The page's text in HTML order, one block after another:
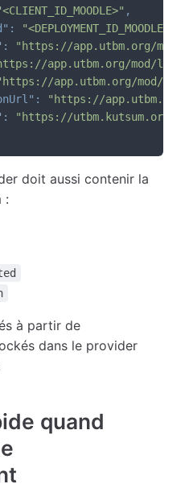
,
: "<DEPLOYMENT_ID_MOODLE>"
:
"https://app.utbm.org/
app.utbm.org/mod/lti/
app.utbm.org/mod/lti/
:
"https://
:
"https://utbm.kutsum.org/
doit aussi contenir la
:
à partir de
dans le provider
quand